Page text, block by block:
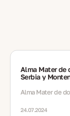
Alma Mater de
Serbia y
Alma Mater de
24.07.2024